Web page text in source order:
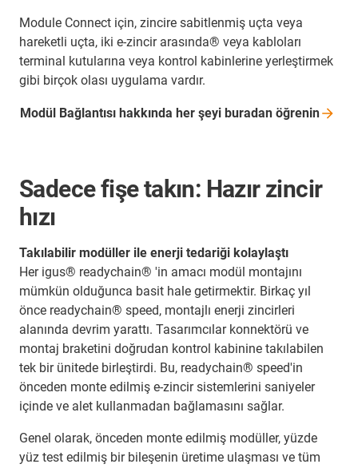
Module Connect için, zincire sabitlenmiş uçta veya
hareketli uçta, iki e-zincir arasında® veya kabloları
terminal kutularına veya kontrol kabinlerine yerleştirmek
gibi birçok olası uygulama vardır.
Modül Bağlantısı hakkında her şeyi buradan öğrenin
Sadece fişe takın: Hazır zincir
hızı
Takılabilir modüller ile enerji tedariği kolaylaştı
Her igus® readychain® 'in amacı modül montajını
mümkün olduğunca basit hale getirmektir. Birkaç yıl
önce readychain® speed, montajlı enerji zincirleri
alanında devrim yarattı. Tasarımcılar konnektörü ve
montaj braketini doğrudan kontrol kabinine takılabilen
tek bir ünitede birleştirdi. Bu, readychain® speed'in
önceden monte edilmiş e-zincir sistemlerini saniyeler
içinde ve alet kullanmadan bağlamasını sağlar.
Genel olarak, önceden monte edilmiş modüller, yüzde
yüz test edilmiş bir bileşenin üretime ulaşması ve tüm